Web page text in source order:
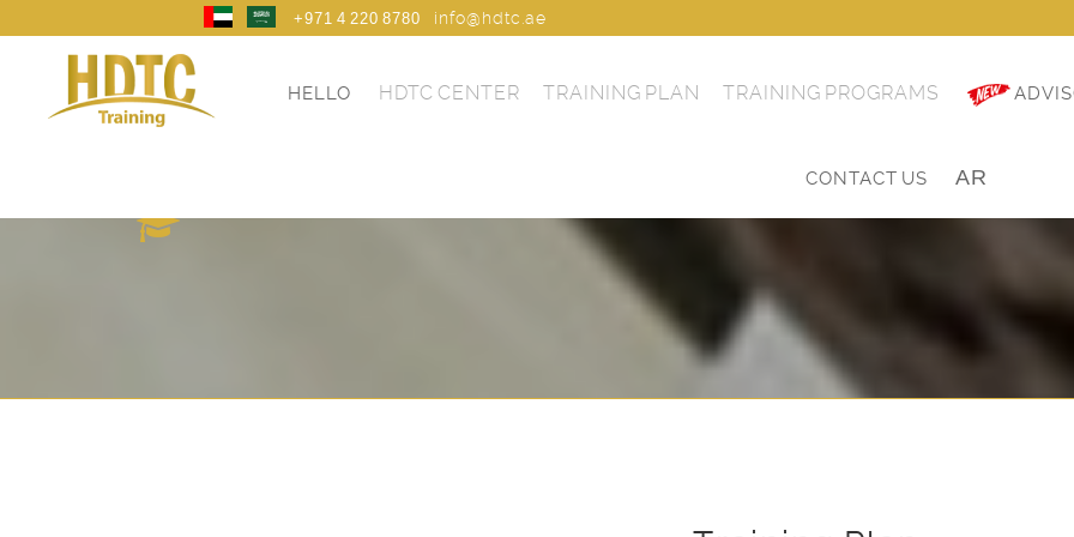
+971 4 220 8780 info@hdtc.ae
HELLO HDTC CENTER TRAINING PLAN TRAINING PROGRAMS
CONTACT US AR